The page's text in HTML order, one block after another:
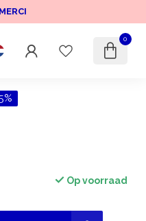
MERCI
0
Op voorraad